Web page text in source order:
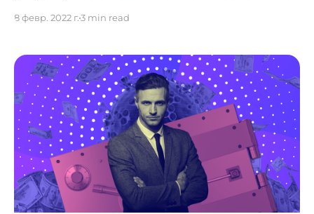
нашем материале мы задаемся вопросом:
Казахстане? Разбираемся вместе с экспертом в
этом вопросе. По данным
[https://kursiv.kz/news/banki/2021-08/nazvany-
samye-populyarnye-mobilnye-prilozheniya-
bankov-v-kazakhstane] Нацбанка Казахстана, к
июню
8 февр. 2022 г.3 min read